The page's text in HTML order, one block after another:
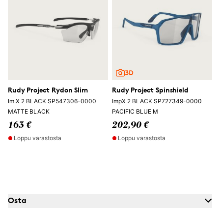
Rudy Project Rydon Slim
Im.X 2 BLACK SP547306-0000
MATTE BLACK
163 €
Loppu varastosta
Rudy Project Spinshield
ImpX 2 BLACK SP727349-0000
PACIFIC BLUE M
202,90 €
Loppu varastosta
Osta